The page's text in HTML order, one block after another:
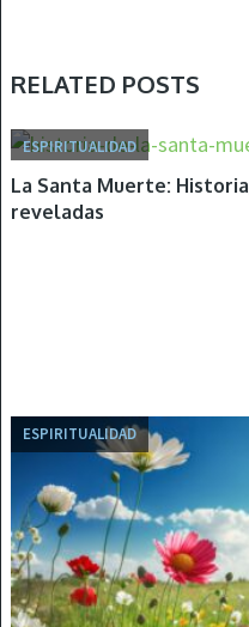
RELATED POSTS
ESPIRITUALIDAD
La Santa Muerte:
reveladas
ESPIRITUALIDAD